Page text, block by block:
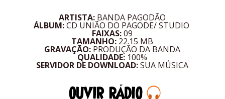
ARTISTA: BANDA PAGODÃO
ÁLBUM:CD UNIÃO DO PAGODE/ STUDIO
FAIXAS:09
TAMANHO: 22.15 MB
GRAVAÇÃO: PRODUÇÃO DA BANDA
QUALIDADE: 100%
SERVIDOR DE DOWNLOAD:SUA MÚSICA